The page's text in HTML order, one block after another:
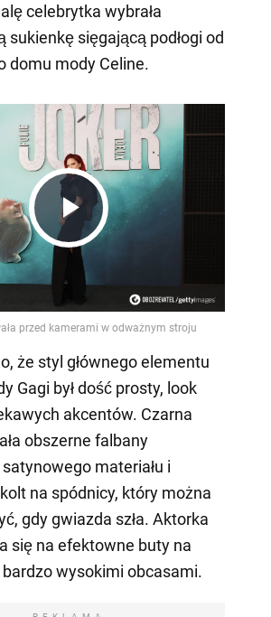
celebrytka wybrała
sukienkę sięgającą podłogi od
domu mody Celine.
Play
Video
że styl głównego elementu
Gagi był dość prosty, look
akcentów. Czarna
obszerne falbany
materiału i
na spódnicy, który można
gdy gwiazda szła. Aktorka
się na efektowne buty na
wysokimi obcasami.